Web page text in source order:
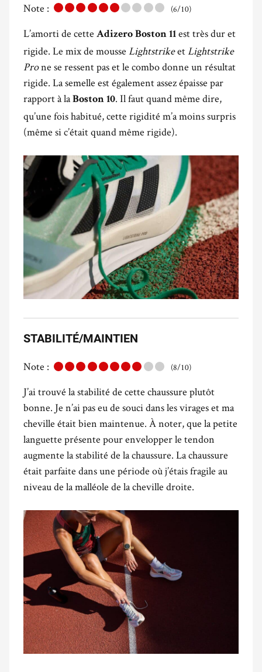
Note : (6/10)
L’amorti de cette Adizero Boston 11 est très dur et
rigide. Le mix de mousse LightstrikeetLightstrike
Prone se ressent pas et le combo donne un résultat
rigide. La semelle est également assez épaisse par
rapport à laBoston 10. Il faut quand même dire,
qu’une fois habitué, cette rigidité m’a moins surpris
(même si c’était quand même rigide).
STABILITÉ/MAINTIEN
Note : (8/10)
J’ai trouvé la stabilité de cette chaussure plutôt
bonne. Je n’ai pas eu de souci dans les virages et ma
cheville était bien maintenue. À noter, que la petite
languette présente pour envelopper le tendon
augmente la stabilité de la chaussure. La chaussure
était parfaite dans une période oùj’étais fragile au
niveau de la malléole de la cheville droite.